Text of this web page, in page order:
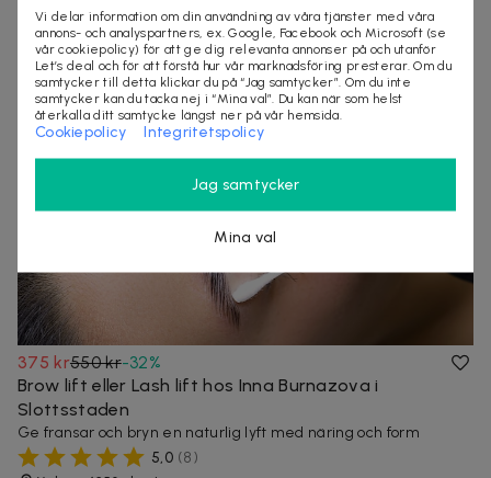
375 kr550 kr-32%
Brow lift eller Lash lift hos Inna Burnazova i
Slottsstaden
Ge fransar och bryn en naturlig lyft med näring och form
5,0 (8)
Vi delar information om din användning av våra tjänster med våra
annons- och analyspartners, ex. Google, Facebook och Microsoft (se
vår cookiepolicy) för att ge dig relevanta annonser på och utanför
Let’s deal och för att förstå hur vår marknadsföring presterar. Om du
samtycker till detta klickar du på “Jag samtycker”. Om du inte
samtycker kan du tacka nej i “Mina val”. Du kan när som helst
återkalla ditt samtycke längst ner på vår hemsida.
Cookiepolicy Integritetspolicy
Jag samtycker
Mina val